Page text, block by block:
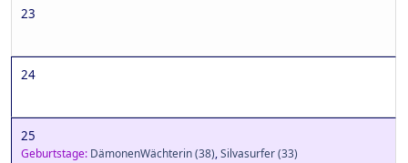
23
24
25
Geburtstage: DämonenWächterin(38),Silvasurfer(33)